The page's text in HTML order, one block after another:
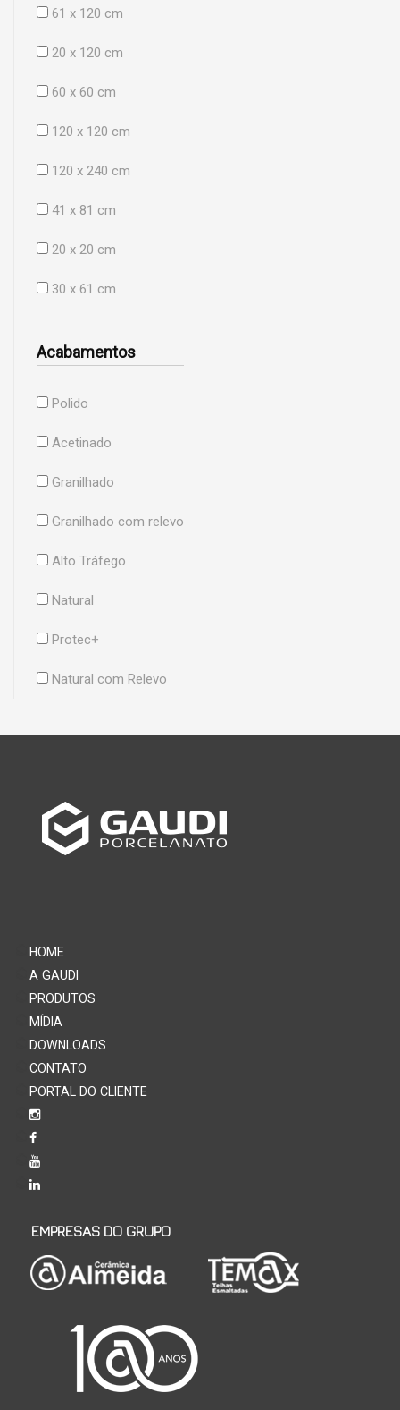
61 x 120 cm
20 x 120 cm
60 x 60 cm
120 x 120 cm
120 x 240 cm
41 x 81 cm
20 x 20 cm
30 x 61 cm
Acabamentos
Polido
Acetinado
Granilhado
Granilhado com relevo
Alto Tráfego
Natural
Protec+
Natural com Relevo
HOME
A GAUDI
PRODUTOS
MÍDIA
DOWNLOADS
CONTATO
PORTAL DO CLIENTE
EMPRESAS DO GRUPO